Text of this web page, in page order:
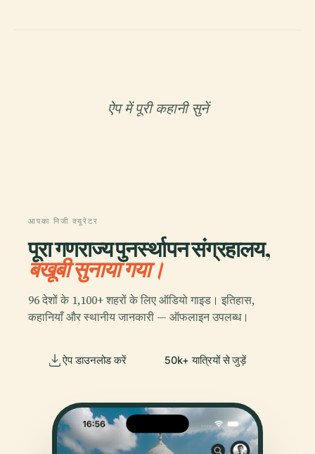
ऐप में पूरी कहानी सुनें
आपका निजी क्यूरेटर
पूरा गणराज्य पुनर्स्थापन संग्रहालय,
बखूबी सुनाया गया।
96 देशों के 1,100+ शहरों के लिए ऑडियो गाइड। इतिहास,
कहानियाँ और स्थानीय जानकारी — ऑफलाइन उपलब्ध।
ऐप डाउनलोड करें 50k+ यात्रियों से जुड़ें